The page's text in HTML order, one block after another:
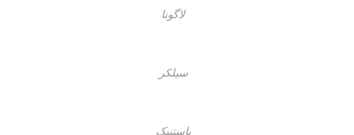
لاگونا
سیلکر
باستنیک